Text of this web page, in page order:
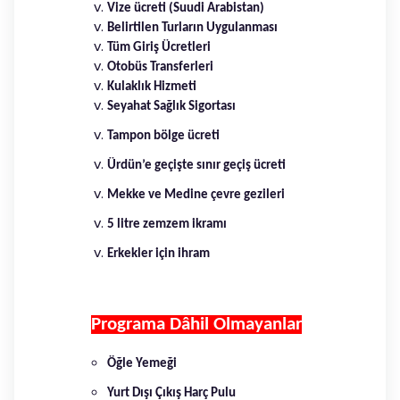
Vize ücreti (Suudi Arabistan)
Belirtilen Turların Uygulanması
Tüm Giriş Ücretleri
Otobüs Transferleri
Kulaklık Hizmeti
Seyahat Sağlık Sigortası
Tampon bölge ücreti
Ürdün’e geçişte sınır geçiş ücreti
Mekke ve Medine çevre gezileri
5 litre zemzem ikramı
Erkekler için ihram
Programa Dâhil Olmayanlar
Öğle Yemeği
Yurt Dışı Çıkış Harç Pulu